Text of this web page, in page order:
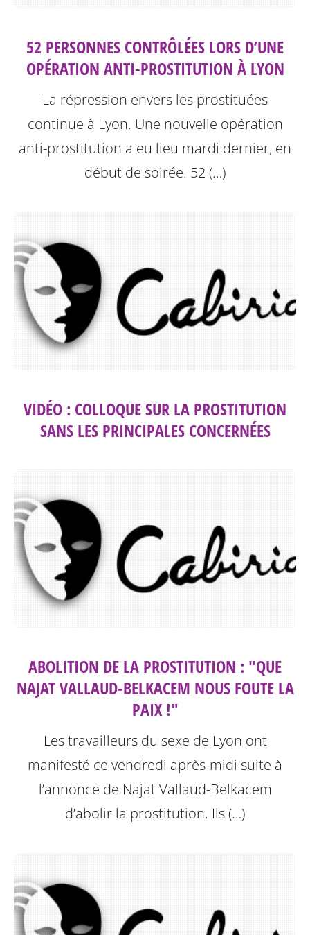
52 PERSONNES CONTRÔLÉES LORS D’UNE
OPÉRATION ANTI-PROSTITUTION À LYON
La répression envers les prostituées
continue à Lyon. Une nouvelle opération
anti-prostitution a eu lieu mardi dernier, en
début de soirée. 52 (…)
VIDÉO : COLLOQUE SUR LA PROSTITUTION
SANS LES PRINCIPALES CONCERNÉES
ABOLITION DE LA PROSTITUTION : "QUE
NAJAT VALLAUD-BELKACEM NOUS FOUTE LA
PAIX !"
Les travailleurs du sexe de Lyon ont
manifesté ce vendredi après-midi suite à
l’annonce de Najat Vallaud-Belkacem
d’abolir la prostitution. Ils (…)